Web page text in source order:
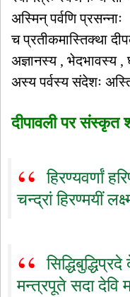
अस्मिन् पर्वणि
च प्रतीकमास्तिक्था
अज्ञानस्य , भेदभावस्य ,
अस्य पर्वस्य संदेशः
दीपावली पर संस्कृत
हिरण्यवर्णां
चन्द्रां हिरण्मयीं
मन्त्रपूते सदा देवि